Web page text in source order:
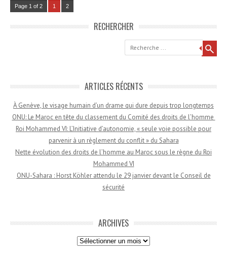
Page 1 of 2 1 2
RECHERCHER
Recherche
ARTICLES RÉCENTS
À Genève, le visage humain d’un drame qui dure depuis trop longtemps
ONU: Le Maroc en tête du classement du Comité des droits de l’homme
Roi Mohammed VI: L’Initiative d’autonomie, « seule voie possible pour
parvenir à un règlement du conflit » du Sahara
Nette évolution des droits de l’homme au Maroc sous le règne du Roi
Mohammed VI
ONU-Sahara : Horst Köhler attendu le 29 janvier devant le Conseil de
sécurité
ARCHIVES
Archives